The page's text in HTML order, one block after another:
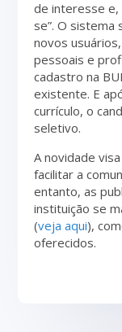
de interesse e,
se”. O sistema
novos
pessoais e
cadastro na
existente. E
currículo, o
seletivo.
A novidade
facilitar a
entanto, as
instituição se
(veja aqui),
oferecidos.